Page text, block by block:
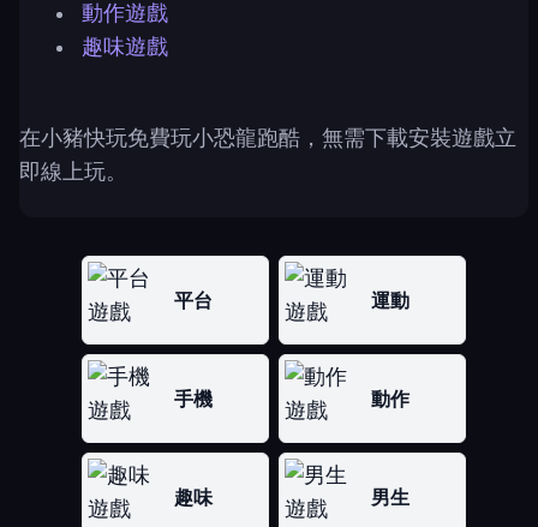
動作遊戲
趣味遊戲
在小豬快玩免費玩小恐龍跑酷，無需下載安裝遊戲立
即線上玩。
平台 運動
手機 動作
趣味 男生